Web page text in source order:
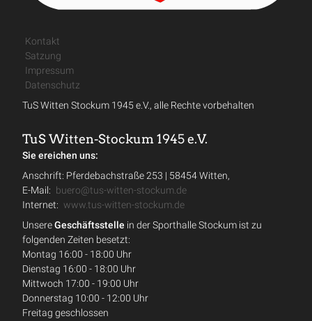
Kontakt
Satzung
Impressum
Datenschutz
TuS Witten Stockum 1945 e.V., alle Rechte vorbehalten
TuS Witten-Stockum 1945 e.V.
Sie ereichen uns:
Anschrift: Pferdebachstraße 253 | 58454 Witten,
E-Mail: buero@tus-witten-stockum.de
Internet: www.tus-witten-stockum.de
UnsereGeschäftsstelle in der Sporthalle Stockum ist zu
folgenden Zeiten besetzt:
Montag 16:00 - 18:00 Uhr
Dienstag 16:00 - 18:00 Uhr
Mittwoch 17:00 - 19:00 Uhr
Donnerstag 10:00 - 12:00 Uhr
Freitag geschlossen